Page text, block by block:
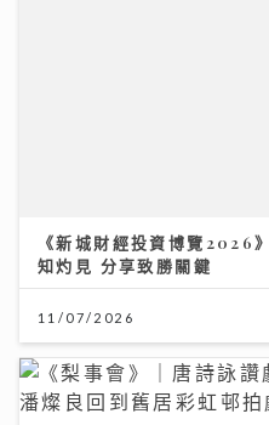
《新城財經投資博覽2026
知灼見 分享致勝關鍵
11/07/2026